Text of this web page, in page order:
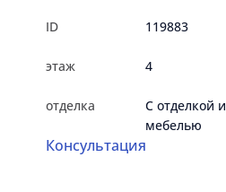
ID 119883
этаж 4
отделка
С отделкой и
мебелью
Консультация